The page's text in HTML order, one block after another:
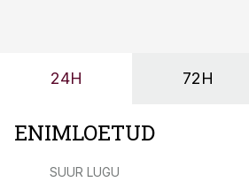
24H 72H
ENIMLOETUD
SUUR LUGU